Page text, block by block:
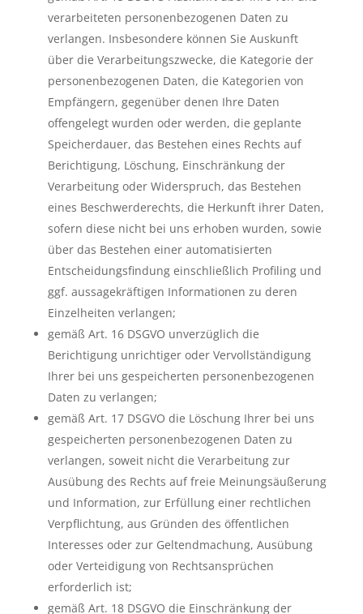
verarbeiteten personenbezogenen Daten zu
verlangen. Insbesondere können Sie Auskunft
über die Verarbeitungszwecke, die Kategorie der
personenbezogenen Daten, die Kategorien von
Empfängern, gegenüber denen Ihre Daten
offengelegt wurden oder werden, die geplante
Speicherdauer, das Bestehen eines Rechts auf
Berichtigung, Löschung, Einschränkung der
Verarbeitung oder Widerspruch, das Bestehen
eines Beschwerderechts, die Herkunft ihrer Daten,
sofern diese nicht bei uns erhoben wurden, sowie
über das Bestehen einer automatisierten
Entscheidungsfindung einschließlich Profiling und
ggf. aussagekräftigen Informationen zu deren
Einzelheiten verlangen;
gemäß Art. 16 DSGVO unverzüglich die
Berichtigung unrichtiger oder Vervollständigung
Ihrer bei uns gespeicherten personenbezogenen
Daten zu verlangen;
gemäß Art. 17 DSGVO die Löschung Ihrer bei uns
gespeicherten personenbezogenen Daten zu
verlangen, soweit nicht die Verarbeitung zur
Ausübung des Rechts auf freie Meinungsäußerung
und Information, zur Erfüllung einer rechtlichen
Verpflichtung, aus Gründen des öffentlichen
Interesses oder zur Geltendmachung, Ausübung
oder Verteidigung von Rechtsansprüchen
erforderlich ist;
gemäß Art. 18 DSGVO die Einschränkung der